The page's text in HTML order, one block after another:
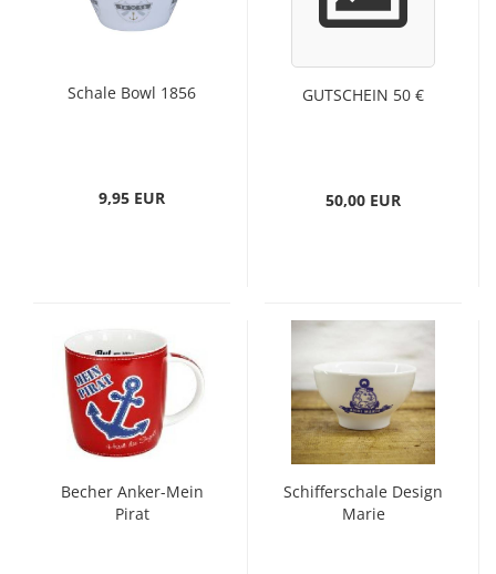
Schale Bowl 1856
9,95 EUR
GUTSCHEIN 50 €
50,00 EUR
Becher Anker-Mein
Pirat
Schifferschale Design
Marie